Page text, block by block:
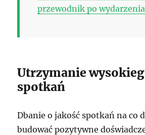
przewodnik po
Utrzymanie
spotkań
Dbanie o jakość spotkań na co
budować pozytywne